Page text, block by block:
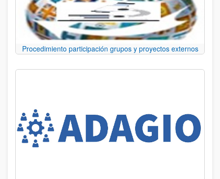
Procedimiento participación grupos y proyectos externos